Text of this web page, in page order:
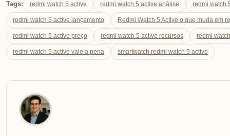
Tags: redmi watch 5 active redmi watch 5 active análise redmi watch
redmi watch 5 active lançamento Redmi Watch 5 Active o que muda em
redmi watch 5 active preço redmi watch 5 active recursos redmi
redmi watch 5 active vale a pena smartwatch redmi watch 5 active